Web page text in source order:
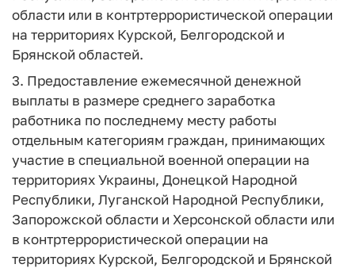
области или в контртеррористической операции
на территориях Курской, Белгородской и
Брянской областей.
3. Предоставление ежемесячной денежной
выплаты в размере среднего заработка
работника по последнему месту работы
отдельным категориям граждан, принимающих
участие в специальной военной операции на
территориях Украины, Донецкой Народной
Республики, Луганской Народной Республики,
Запорожской области и Херсонской области или
в контртеррористической операции на
территориях Курской, Белгородской и Брянской